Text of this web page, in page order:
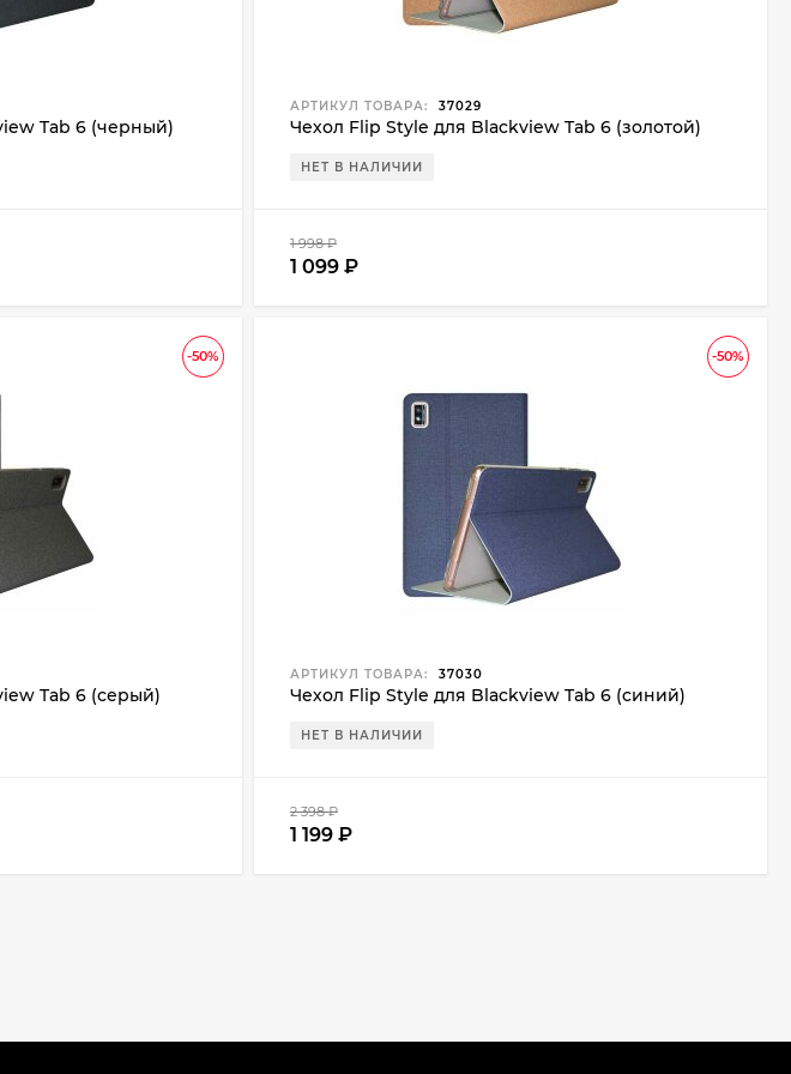
Tab 6 (черный)
АРТИКУЛ ТОВАРА: 37029
Чехол Flip Style для Blackview Tab 6 (золотой)
НЕТ В НАЛИЧИИ
1 998₽
1 099 ₽
-50%
Tab 6 (серый)
-50%
АРТИКУЛ ТОВАРА: 37030
Чехол Flip Style для Blackview Tab 6 (синий)
НЕТ В НАЛИЧИИ
2 398₽
1 199 ₽